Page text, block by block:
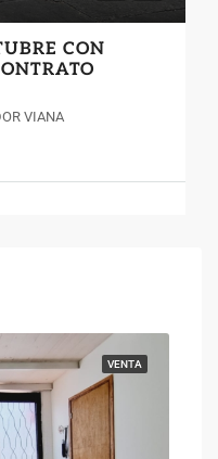
CON
VIANA
VENTA